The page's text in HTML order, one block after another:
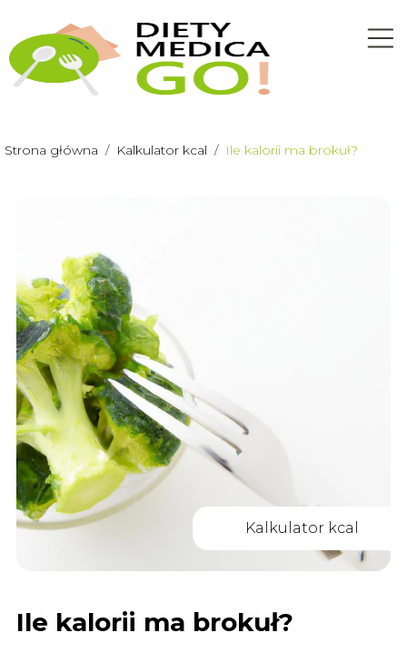
Strona główna / Kalkulator kcal / Ile kalorii ma brokuł?
Kalkulator kcal
Ile kalorii ma brokuł?